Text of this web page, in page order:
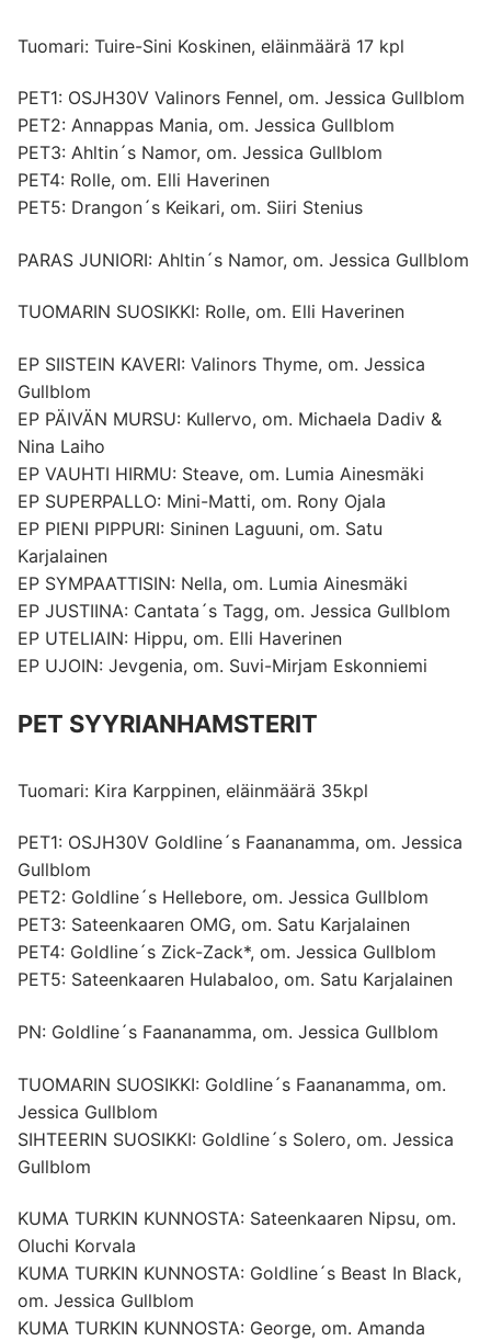
Tuomari: Tuire-Sini Koskinen, eläinmäärä 17 kpl
PET1: OSJH30V Valinors Fennel, om. Jessica Gullblom
PET2: Annappas Mania, om. Jessica Gullblom
PET3: Ahltin´s Namor, om. Jessica Gullblom
PET4: Rolle, om. Elli Haverinen
PET5: Drangon´s Keikari, om. Siiri Stenius
PARAS JUNIORI: Ahltin´s Namor, om. Jessica Gullblom
TUOMARIN SUOSIKKI: Rolle, om. Elli Haverinen
EP SIISTEIN KAVERI: Valinors Thyme, om. Jessica
Gullblom
EP PÄIVÄN MURSU: Kullervo, om. Michaela Dadiv &
Nina Laiho
EP VAUHTI HIRMU: Steave, om. Lumia Ainesmäki
EP SUPERPALLO: Mini-Matti, om. Rony Ojala
EP PIENI PIPPURI: Sininen Laguuni, om. Satu
Karjalainen
EP SYMPAATTISIN: Nella, om. Lumia Ainesmäki
EP JUSTIINA: Cantata´s Tagg, om. Jessica Gullblom
EP UTELIAIN: Hippu, om. Elli Haverinen
EP UJOIN: Jevgenia, om. Suvi-Mirjam Eskonniemi
PET SYYRIANHAMSTERIT
Tuomari: Kira Karppinen, eläinmäärä 35kpl
PET1: OSJH30V Goldline´s Faananamma, om. Jessica
Gullblom
PET2: Goldline´s Hellebore, om. Jessica Gullblom
PET3: Sateenkaaren OMG, om. Satu Karjalainen
PET4: Goldline´s Zick-Zack*, om. Jessica Gullblom
PET5: Sateenkaaren Hulabaloo, om. Satu Karjalainen
PN: Goldline´s Faananamma, om. Jessica Gullblom
TUOMARIN SUOSIKKI: Goldline´s Faananamma, om.
Jessica Gullblom
SIHTEERIN SUOSIKKI: Goldline´s Solero, om. Jessica
Gullblom
KUMA TURKIN KUNNOSTA: Sateenkaaren Nipsu, om.
Oluchi Korvala
KUMA TURKIN KUNNOSTA: Goldline´s Beast In Black,
om. Jessica Gullblom
KUMA TURKIN KUNNOSTA: George, om. Amanda